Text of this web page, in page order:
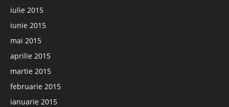
iulie 2015
iunie 2015
mai 2015
aprilie 2015
martie 2015
februarie 2015
ianuarie 2015